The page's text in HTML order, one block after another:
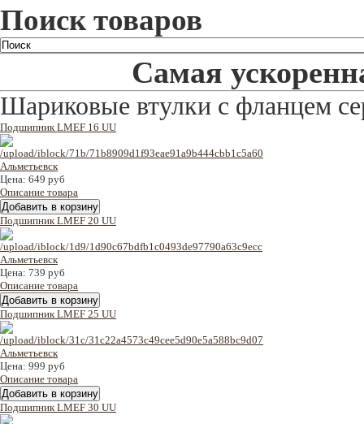
Поиск товаров
Самая
Шариковые втулки с фланцем
Подшипник LMEF 16 UU
Цена: 649 руб
Описание товара
Подшипник LMEF 20 UU
Цена: 739 руб
Описание товара
Подшипник LMEF 25 UU
Цена: 999 руб
Описание товара
Подшипник LMEF 30 UU